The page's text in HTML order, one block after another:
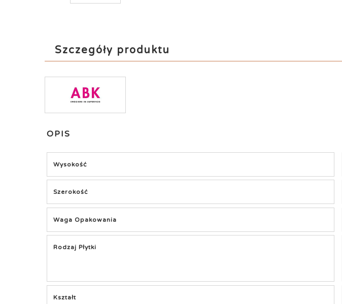
Szczegóły produktu
OPIS
Wysokość
Szerokość
Waga Opakowania
Rodzaj Płytki
Kształt